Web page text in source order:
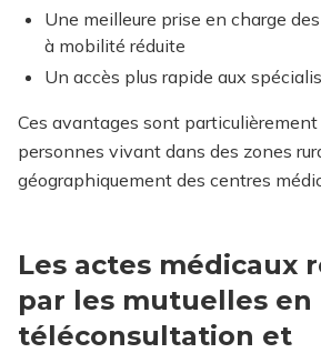
Une meilleure prise en charge
à mobilité réduite
Un accès plus rapide aux
Ces avantages sont
personnes vivant dans des zones
géographiquement des centres
Les actes médicaux
par les mutuelles en
téléconsultation et